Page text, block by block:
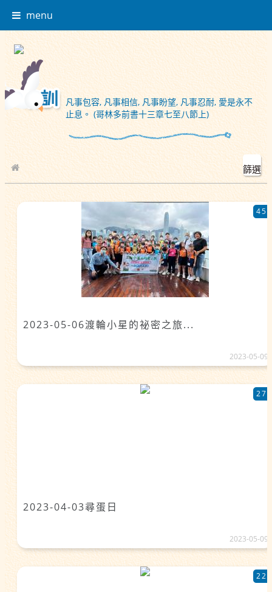
menu
凡事包容, 凡事相信, 凡事盼望, 凡事忍耐, 愛是永不
止息。 (哥林多前書十三章七至八節上)
校園相簿
篩選
2023-05-06渡輪小星的祕密之旅...
45
2023-05-09
2023-04-03尋蛋日
27
2023-05-09
22